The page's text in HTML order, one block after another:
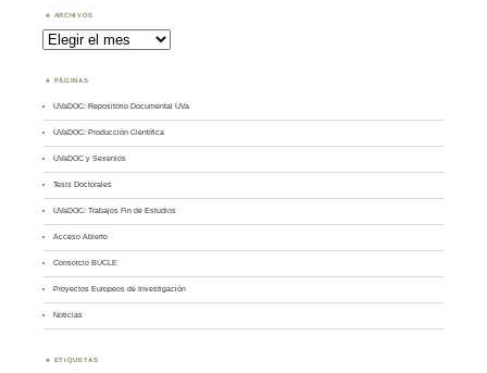
ARCHIVOS
Archivos
PÁGINAS
UVaDOC: Repositorio Documental UVa
UVaDOC: Producción Científica
UVaDOC y Sexenios
Tesis Doctorales
UVaDOC: Trabajos Fin de Estudios
Acceso Abierto
Consorcio BUCLE
Proyectos Europeos de Investigación
Noticias
ETIQUETAS